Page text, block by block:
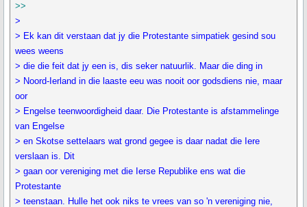
>>
>
> Ek kan dit verstaan dat jy die Protestante simpatiek gesind sou
wees weens
> die die feit dat jy een is, dis seker natuurlik. Maar die ding in
> Noord-Ierland in die laaste eeu was nooit oor godsdiens nie, maar
oor
> Engelse teenwoordigheid daar. Die Protestante is afstammelinge
van Engelse
> en Skotse settelaars wat grond gegee is daar nadat die Iere
verslaan is. Dit
> gaan oor vereniging met die Ierse Republike ens wat die
Protestante
> teenstaan. Hulle het ook niks te vrees van so 'n vereniging nie,